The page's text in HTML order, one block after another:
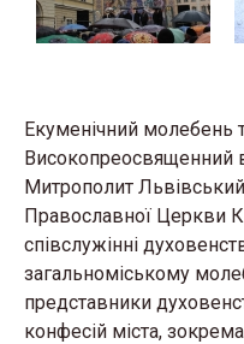
Екуменічний молебень
Високопреосвященний
Митрополит
Православної Церкви
співслужінні
загальноміському
представники
конфесій міста,